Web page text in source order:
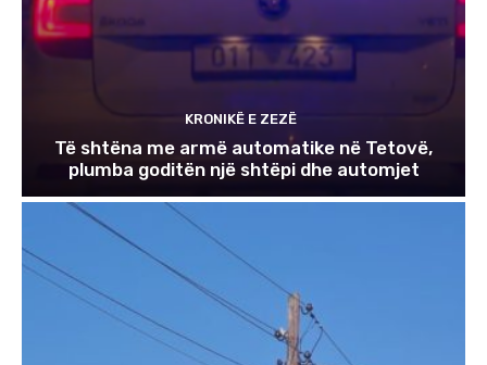
KRONIKË E ZEZË
Të shtëna me armë automatike në Tetovë,
plumba goditën një shtëpi dhe automjet